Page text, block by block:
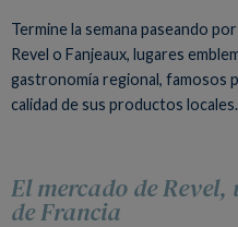
Termine la semana paseando
Revel o Fanjeaux, lugares
gastronomía regional, famosos
calidad de sus productos locales.
El mercado de
de Francia